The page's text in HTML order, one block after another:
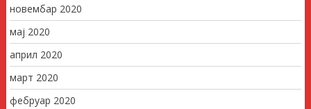
новембар 2020
мај 2020
април 2020
март 2020
фебруар 2020